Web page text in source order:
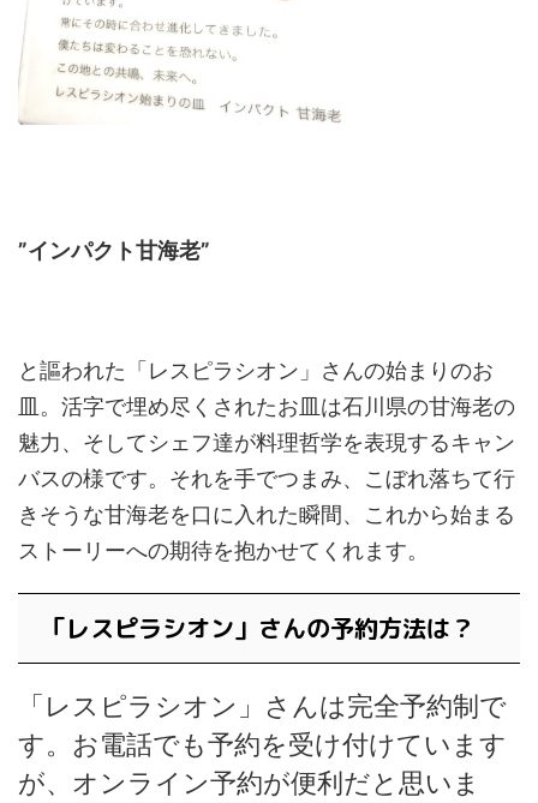
”インパクト甘海老”
と謳われた「レスピラシオン」さんの始まりのお
皿。活字で埋め尽くされたお皿は石川県の甘海老の
魅力、そしてシェフ達が料理哲学を表現するキャン
バスの様です。それを手でつまみ、こぼれ落ちて行
きそうな甘海老を口に入れた瞬間、これから始まる
ストーリーへの期待を抱かせてくれます。
「レスピラシオン」さんの予約方法は？
「レスピラシオン」さんは完全予約制で
す。お電話でも予約を受け付けています
が、オンライン予約が便利だと思いま